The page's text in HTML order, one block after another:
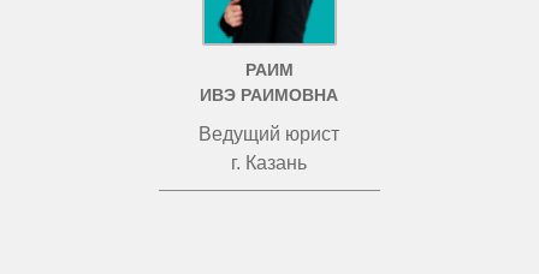
РАИМ
ИВЭ РАИМОВНА
Ведущий юрист
г. Казань